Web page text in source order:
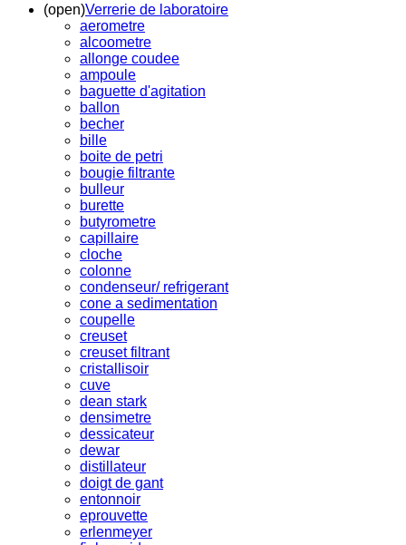
(open)Verrerie de laboratoire
aerometre
alcoometre
allonge coudee
ampoule
baguette d'agitation
ballon
becher
bille
boite de petri
bougie filtrante
bulleur
burette
butyrometre
capillaire
cloche
colonne
condenseur/ refrigerant
cone a sedimentation
coupelle
creuset
creuset filtrant
cristallisoir
cuve
dean stark
densimetre
dessicateur
dewar
distillateur
doigt de gant
entonnoir
eprouvette
erlenmeyer